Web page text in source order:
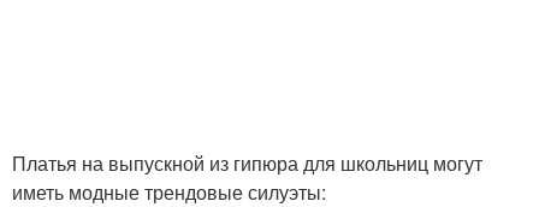
Платья на выпускной из гипюра для школьниц могут
иметь модные трендовые силуэты: